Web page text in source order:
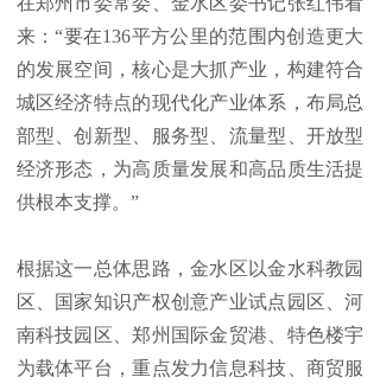
来：“要在136平方公里的范围内创造更大
的发展空间，核心是大抓产业，构建符合
城区经济特点的现代化产业体系，布局总
部型、创新型、服务型、流量型、开放型
经济形态，为高质量发展和高品质生活提
供根本支撑。”
根据这一总体思路，金水区以金水科教园
区、国家知识产权创意产业试点园区、河
南科技园区、郑州国际金贸港、特色楼宇
为载体平台，重点发力信息科技、商贸服